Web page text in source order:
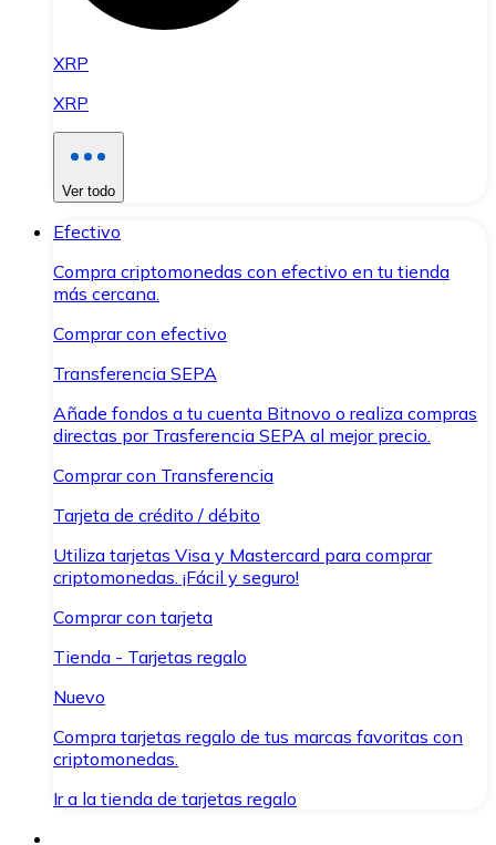
XRP
XRP
Ver todo
Efectivo
Compra criptomonedas con efectivo en tu tienda
más cercana.
Comprar con efectivo
Transferencia SEPA
Añade fondos a tu cuenta Bitnovo o realiza compras
directas por Trasferencia SEPA al mejor precio.
Comprar con Transferencia
Tarjeta de crédito / débito
Utiliza tarjetas Visa y Mastercard para comprar
criptomonedas. ¡Fácil y seguro!
Comprar con tarjeta
Tienda - Tarjetas regalo
Nuevo
Compra tarjetas regalo de tus marcas favoritas con
criptomonedas.
Ir a la tienda de tarjetas regalo